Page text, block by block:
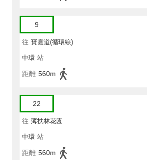
9
往 寶雲道(循環線)
中環 站
距離 560m
22
往 薄扶林花園
中環 站
距離 560m